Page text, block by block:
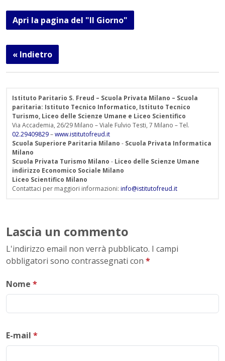
Apri la pagina del "Il Giorno"
« Indietro
Istituto Paritario S. Freud – Scuola Privata Milano – Scuola
paritaria: Istituto Tecnico Informatico, Istituto Tecnico
Turismo, Liceo delle Scienze Umane e Liceo Scientifico
Via Accademia, 26/29 Milano – Viale Fulvio Testi, 7 Milano – Tel.
02.29409829–www.istitutofreud.it
Scuola Superiore Paritaria Milano - Scuola Privata Informatica
Milano
Scuola Privata Turismo Milano - Liceo delle Scienze Umane
indirizzo Economico Sociale Milano
Liceo Scientifico Milano
Contattaci per maggiori informazioni: info@istitutofreud.it
Lascia un commento
L'indirizzo email non verrà pubblicato. I campi
obbligatori sono contrassegnati con *
Nome *
E-mail *